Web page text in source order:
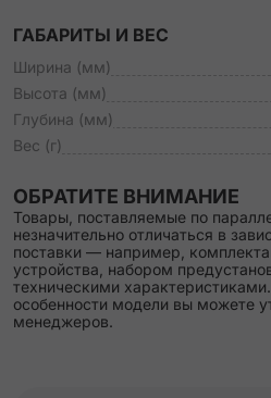
ГАБАРИТЫ И ВЕС
Ширина (мм)
Высота (мм)
Глубина (мм)
Вес (г)
ОБРАТИТЕ ВНИМАНИЕ
Товары, поставляемые по
незначительно отличаться в
поставки — например,
устройства, набором
техническими
особенности модели вы можете
менеджеров.